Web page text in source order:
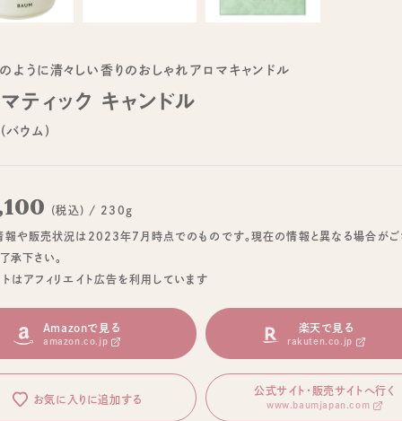
ように清々しい香りのおしゃれアロマキャンドル
ティック キャンドル
バウム)
(税込) / 230g
や販売状況は2023年7月時点でのものです。現在の情報と異なる場合がご
承下さい。
はアフィリエイト広告を利用しています
Amazonで見る
amazon.co.jp
楽天で見る
rakuten.co.jp
お気に入りに追加する
公式サイト・販売サイトへ行く
www.baumjapan.com